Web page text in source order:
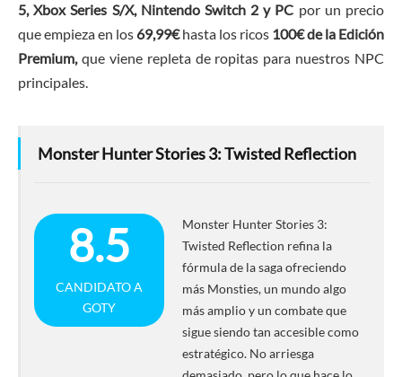
5, Xbox Series S/X, Nintendo Switch 2 y PC por un precio
que empieza en los 69,99€hasta los ricos 100€ de la Edición
Premium,que viene repleta de ropitas para nuestros NPC
principales.
Monster Hunter Stories 3: Twisted Reflection
8.5
CANDIDATO A
GOTY
Monster Hunter Stories 3:
Twisted Reflection refina la
fórmula de la saga ofreciendo
más Monsties, un mundo algo
más amplio y un combate que
sigue siendo tan accesible como
estratégico. No arriesga